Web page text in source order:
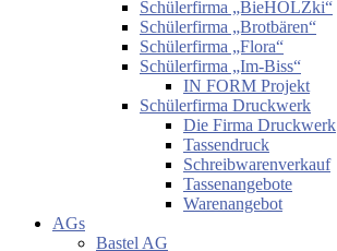
Schülerfirma „BieHOLZki“
Schülerfirma „Brotbären“
Schülerfirma „Flora“
Schülerfirma „Im-Biss“
IN FORM Projekt
Schülerfirma Druckwerk
Die Firma Druckwerk
Tassendruck
Schreibwarenverkauf
Tassenangebote
Warenangebot
AGs
Bastel AG